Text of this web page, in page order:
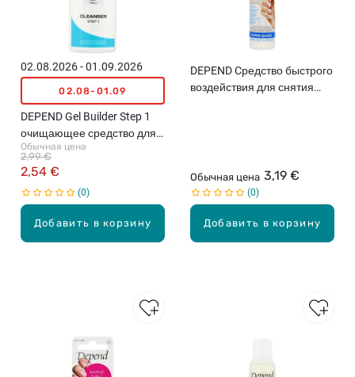
Добавить в корзину
02.08.2026 - 01.09.2026
02.08-01.09
DEPEND Gel Builder Step 1
очищающее средство для
ногтей, 35мл
Обычная цена
2,54 €
2,99 €
0
Добавить в корзину
DEPEND Cредство быстрого
воздействия для снятия
Обычная цена 3,19 €
0